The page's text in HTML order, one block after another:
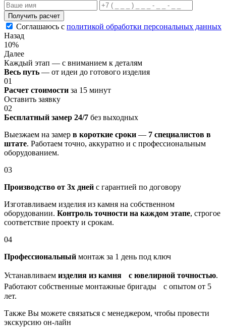
Получить расчет
Соглашаюсь с политикой обработки персональных данных
Назад
10%
Далее
Каждый этап — с вниманием к деталям
Весь путь — от идеи до готового изделия
01
Расчет стоимости за 15 минут
Оставить заявку
02
Бесплатный замер 24/7 без выходных
Выезжаем на замер в короткие сроки — 7 специалистов в
штате. Работаем точно, аккуратно и с профессиональным
оборудованием.
03
Производство от 3х дней с гарантией по договору
Изготавливаем изделия из камня на собственном
оборудовании. Контроль точности на каждом этапе, строгое
соответствие проекту и срокам.
04
Профессиональный монтаж за 1 день под ключ
Устанавливаем изделия из камня с ювелирной точностью.
Работают собственные монтажные бригады с опытом от 5
лет.
Также Вы можете связаться с менеджером, чтобы провести
экскурсию он-лайн